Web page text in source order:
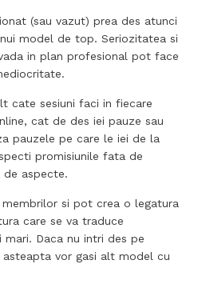
(sau vazut) prea des atunci
model de top. Seriozitatea si
in plan profesional pot face
cate sesiuni faci in fiecare
cat de des iei pauze sau
pauzele pe care le iei de la
promisiunile fata de
aspecte.
si pot crea o legatura
care se va traduce
Daca nu intri des pe
vor gasi alt model cu